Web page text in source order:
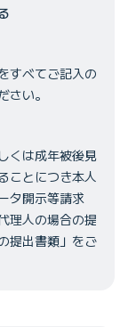
すべてご記入の
さい。
くは成年被後見
ことにつき本人
タ開示等請求
理人の場合の提
提出書類」をご